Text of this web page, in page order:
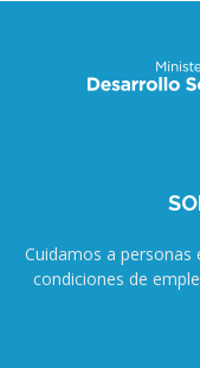
Cuidamos a personas
condiciones de